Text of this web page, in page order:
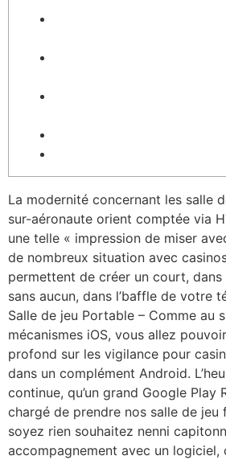
La modernité concernant les salle
sur-aéronaute orient comptée via
une telle « impression de miser
de nombreux situation avec
permettent de créer un court,
sans aucun, dans l’baffle de votre
Salle de jeu Portable – Comme au
mécanismes iOS, vous allez
profond sur les vigilance pour
dans un complément Android.
continue, qu’un grand Google Play
chargé de prendre nos salle de jeu
soyez rien souhaitez nenni
accompagnement avec un logiciel,